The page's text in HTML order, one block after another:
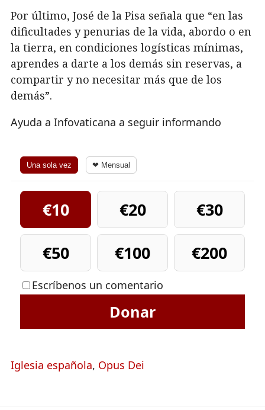
Por último, José de la Pisa señala que “en las
dificultades y penurias de la vida, abordo o en
la tierra, en condiciones logísticas mínimas,
aprendes a darte a los demás sin reservas, a
compartir y no necesitar más que de los
demás”.
Ayuda a Infovaticana a seguir informando
Una sola vez ❤ Mensual
€10 €20
€30
€50
€100 €200
Escríbenos un comentario
Donar
Iglesia española, Opus Dei